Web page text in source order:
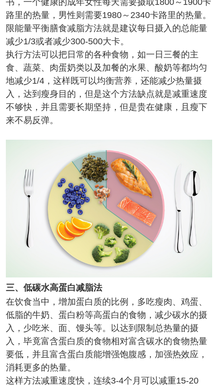
路里的热量，男性则需要1980～2340卡路里的热量。
限能量平衡膳食减脂方法就是建议每日摄入的总能量
减少1/3或者减少300-500大卡。
执行方法可以把日常的各种食物，如一日三餐的主
食、蔬菜、肉蛋奶类以及加餐的水果、酸奶等都均匀
地减少1/4，这样既可以均衡营养，还能减少热量摄
入，达到瘦身目的，但是这个方法缺点就是减重速度
不够快，并且需要长期坚持，但是贵在健康，且瘦下
来不易反弹。
三、低碳水高蛋白减脂法
在饮食当中，增加蛋白质的比例，多吃瘦肉、鸡蛋、
低脂的牛奶、蛋白粉等高蛋白的食物，减少碳水的摄
入，少吃米、面、馒头等。以达到限制总热量的摄
入，毕竟富含蛋白质的食物相对富含碳水的食物热量
要低，并且富含蛋白质能增强饱腹感，加强热效应，
消耗更多的热量。
这样方法减重速度快，连续3-4个月可以减重15-20